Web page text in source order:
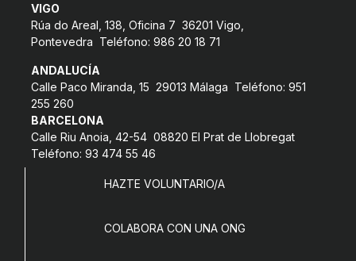
VIGO
Rúa do Areal, 138, Oficina 7 36201 Vigo,
Pontevedra Teléfono: 986 20 18 71
ANDALUCÍA
Calle Paco Miranda, 15 29013 Málaga Teléfono: 951
255 260
BARCELONA
Calle Riu Anoia, 42-54 08820 El Prat de Llobregat
Teléfono: 93 474 55 46
HAZTE VOLUNTARIO/A
COLABORA CON UNA ONG